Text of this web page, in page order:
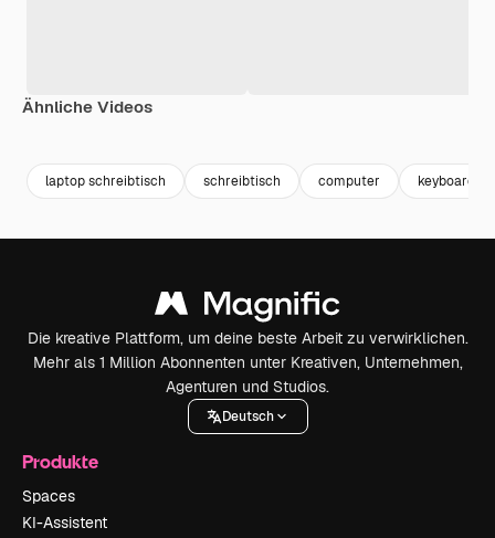
Ähnliche Videos
laptop schreibtisch schreibtisch computer keyboard
Die kreative Plattform, um deine beste Arbeit zu verwirklichen.
Mehr als 1 Million Abonnenten unter Kreativen, Unternehmen,
Agenturen und Studios.
Deutsch
Produkte
Spaces
KI-Assistent